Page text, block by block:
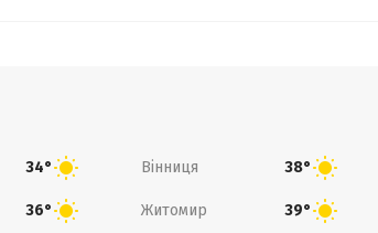
34° Вінниця 38°
36° Житомир 39°